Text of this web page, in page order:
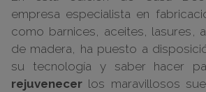
empresa especialista en
como barnices, aceites, lasures,
de madera, ha puesto a
su tecnología y saber hacer
rejuvenecer los maravillosos